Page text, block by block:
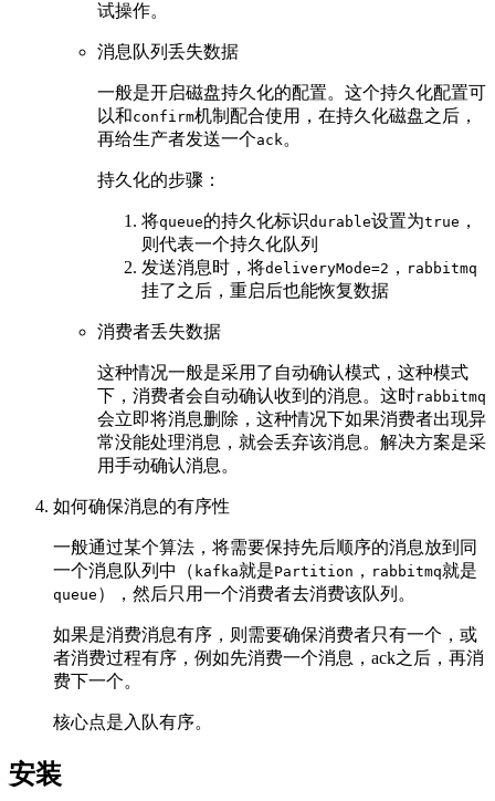
试操作。
消息队列丢失数据
一般是开启磁盘持久化的配置。这个持久化配置可
以和confirm机制配合使用，在持久化磁盘之后，
再给生产者发送一个ack。
持久化的步骤：
将queue的持久化标识durable设置为true ，
则代表一个持久化队列
发送消息时，将deliveryMode=2 ， rabbitmq
挂了之后，重启后也能恢复数据
消费者丢失数据
这种情况一般是采用了自动确认模式，这种模式
下，消费者会自动确认收到的消息。这时rabbitmq
会立即将消息删除，这种情况下如果消费者出现异
常没能处理消息，就会丢弃该消息。解决方案是采
用手动确认消息。
如何确保消息的有序性
一般通过某个算法，将需要保持先后顺序的消息放到同
一个消息队列中（ kafka就是Partition ， rabbitmq就是
queue ），然后只用一个消费者去消费该队列。
如果是消费消息有序，则需要确保消费者只有一个，或
者消费过程有序，例如先消费一个消息，ack之后，再消
费下一个。
核心点是入队有序。
安装